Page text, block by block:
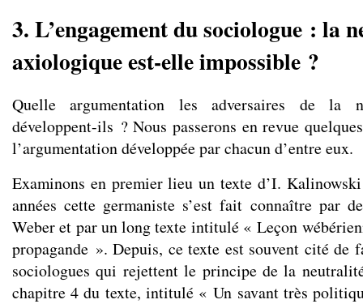
3. L’engagement du sociologue : la
axiologique est-elle impossible ?
Quelle argumentation les adversaires de la
développent-ils ? Nous passerons en revue
l’argumentation développée par chacun d’entre eux.
Examinons en premier lieu un texte d’I.
années cette germaniste s’est fait connaître par
Weber et par un long texte intitulé « Leçon
propagande ». Depuis, ce texte est souvent cité de
sociologues qui rejettent le principe de la
chapitre 4 du texte, intitulé « Un savant très